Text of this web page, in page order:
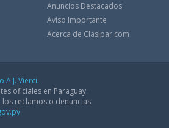
Anuncios Destacados
Aviso Importante
Acerca de Clasipar.com
A.J. Vierci.
oficiales en Paraguay.
reclamos o denuncias